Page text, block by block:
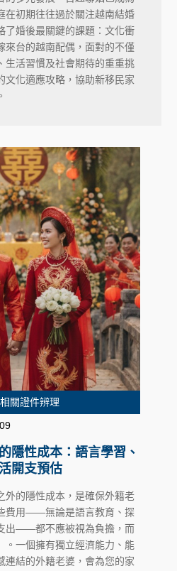
在初期往往過於關注越南結婚
了婚後最關鍵的課題：文化衝
來台的越南配偶，面對的不僅
生活習慣及社會期待的重重挑
文化適應攻略，協助新移民家
關證件辨理
隱性成本：語言學習、
開支預估
外的隱性成本，是確保外籍老
費用——無論是語言教育、探
出——都不應被視為負擔，而
。一個擁有獨立經濟能力、能
連結的外籍老婆，會為您的家